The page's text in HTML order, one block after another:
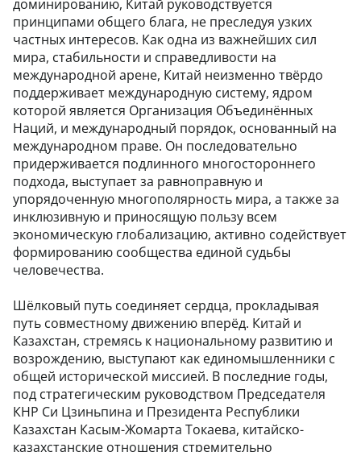
доминированию, Китай руководствуется
принципами общего блага, не преследуя узких
частных интересов. Как одна из важнейших сил
мира, стабильности и справедливости на
международной арене, Китай неизменно твёрдо
поддерживает международную систему, ядром
которой является Организация Объединённых
Наций, и международный порядок, основанный на
международном праве. Он последовательно
придерживается подлинного многостороннего
подхода, выступает за равноправную и
упорядоченную многополярность мира, а также за
инклюзивную и приносящую пользу всем
экономическую глобализацию, активно содействует
формированию сообщества единой судьбы
человечества.
Шёлковый путь соединяет сердца, прокладывая
путь совместному движению вперёд. Китай и
Казахстан, стремясь к национальному развитию и
возрождению, выступают как единомышленники с
общей исторической миссией. В последние годы,
под стратегическим руководством Председателя
КНР Си Цзиньпина и Президента Республики
Казахстан Касым-Жомарта Токаева, китайско-
казахстанские отношения стремительно